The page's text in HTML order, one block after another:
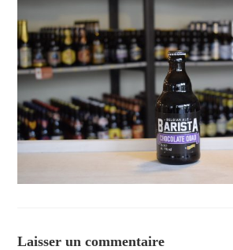
Laisser un commentaire